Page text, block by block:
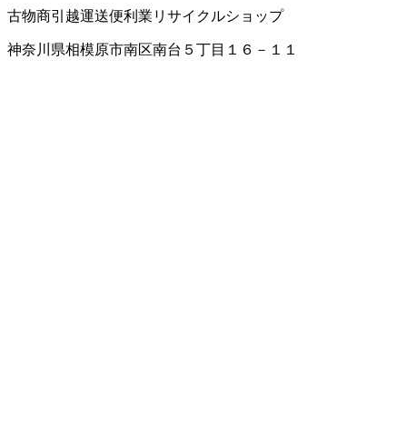
古物商引越運送便利業 リサイクルショップ
神奈川県相模原市南区南台５丁目１６－１１